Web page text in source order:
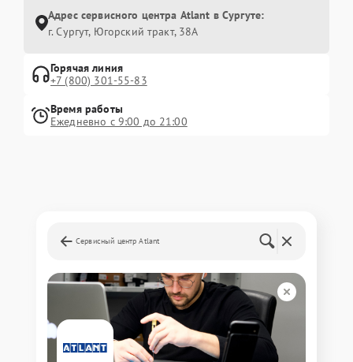
Адрес сервисного центра Atlant в Сургуте:
г. Сургут, Югорский тракт, 38А
Горячая линия
+7 (800) 301-55-83
Время работы
Ежедневно с 9:00 до 21:00
Сервисный центр Atlant